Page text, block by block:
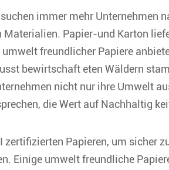
immer mehr Unternehmen
Papier-und Karton
freundlicher Papiere
bewirtschaft eten Wäldern
nicht nur ihre Umwelt
die Wert auf Nachhaltig
zertifizierten Papieren, um sicher
Einige umwelt freundliche